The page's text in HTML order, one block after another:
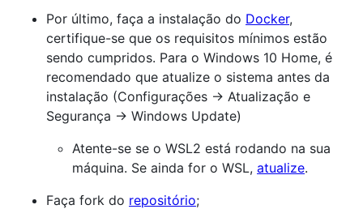
Por último, faça a instalação do Docker,
certifique-se que os requisitos mínimos estão
sendo cumpridos. Para o Windows 10 Home, é
recomendado que atualize o sistema antes da
instalação (Configurações → Atualização e
Segurança → Windows Update)
Atente-se se o WSL2 está rodando na sua
máquina. Se ainda for o WSL, atualize.
Faça fork do repositório;